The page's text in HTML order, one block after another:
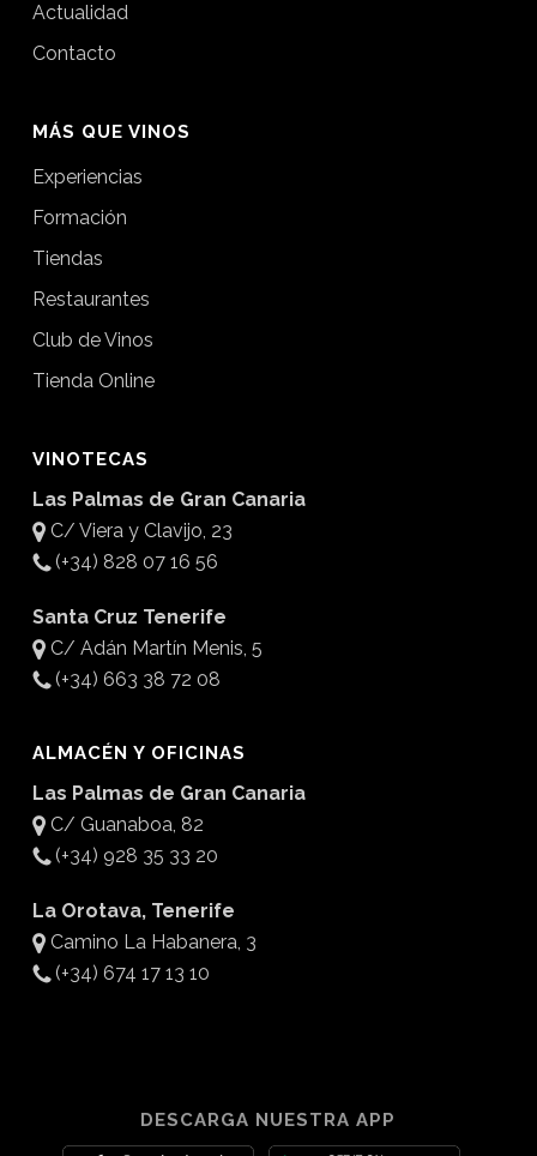
Actualidad
Contacto
MÁS QUE VINOS
Experiencias
Formación
Tiendas
Restaurantes
Club de Vinos
Tienda Online
VINOTECAS
Las Palmas de Gran Canaria
C/ Viera y Clavijo, 23
(+34) 828 07 16 56
Santa Cruz Tenerife
C/ Adán Martín Menis, 5
(+34) 663 38 72 08
ALMACÉN Y OFICINAS
Las Palmas de Gran Canaria
C/ Guanaboa, 82
(+34) 928 35 33 20
La Orotava, Tenerife
Camino La Habanera, 3
(+34) 674 17 13 10
DESCARGA NUESTRA APP